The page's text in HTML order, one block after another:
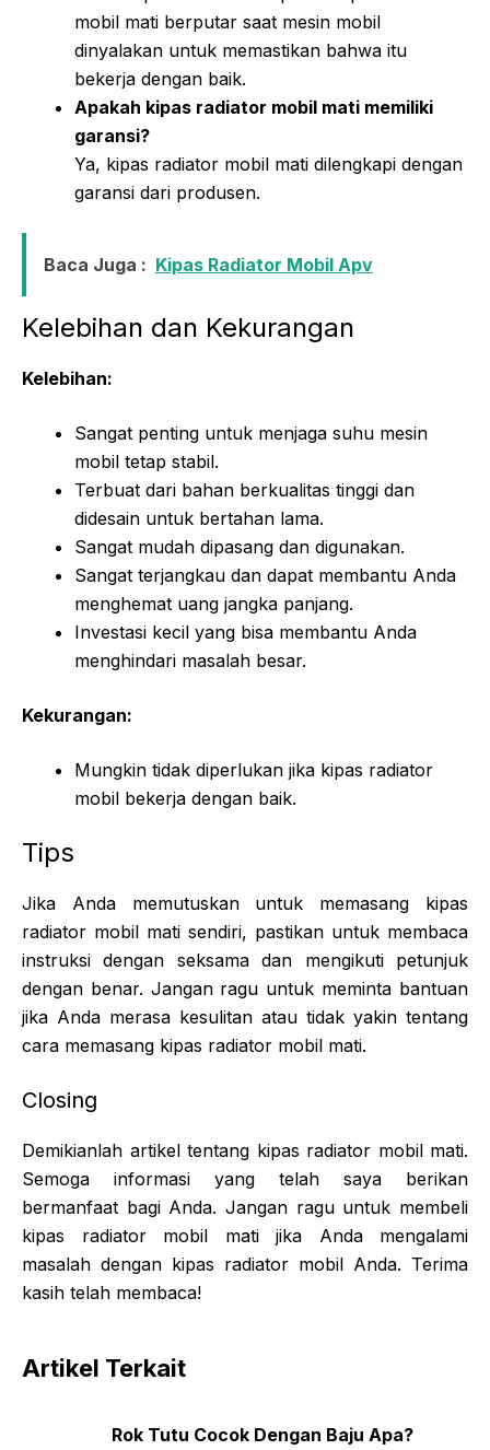
mobil mati berputar saat mesin mobil
dinyalakan untuk memastikan bahwa itu
bekerja dengan baik.
Apakah kipas radiator mobil mati memiliki
garansi?
Ya, kipas radiator mobil mati dilengkapi dengan
garansi dari produsen.
Baca Juga : Kipas Radiator Mobil Apv
Kelebihan dan Kekurangan
Kelebihan:
Sangat penting untuk menjaga suhu mesin
mobil tetap stabil.
Terbuat dari bahan berkualitas tinggi dan
didesain untuk bertahan lama.
Sangat mudah dipasang dan digunakan.
Sangat terjangkau dan dapat membantu Anda
menghemat uang jangka panjang.
Investasi kecil yang bisa membantu Anda
menghindari masalah besar.
Kekurangan:
Mungkin tidak diperlukan jika kipas radiator
mobil bekerja dengan baik.
Tips
Jika Anda memutuskan untuk memasang kipas
radiator mobil mati sendiri, pastikan untuk membaca
instruksi dengan seksama dan mengikuti petunjuk
dengan benar. Jangan ragu untuk meminta bantuan
jika Anda merasa kesulitan atau tidak yakin tentang
cara memasang kipas radiator mobil mati.
Closing
Demikianlah artikel tentang kipas radiator mobil mati.
Semoga informasi yang telah saya berikan
bermanfaat bagi Anda. Jangan ragu untuk membeli
kipas radiator mobil mati jika Anda mengalami
masalah dengan kipas radiator mobil Anda. Terima
kasih telah membaca!
Artikel Terkait
Rok Tutu Cocok Dengan Baju Apa?